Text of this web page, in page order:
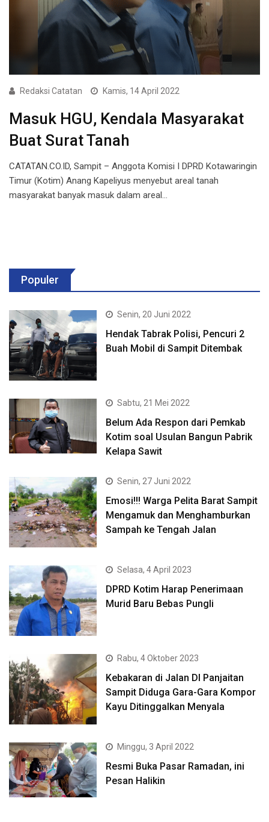
Redaksi Catatan Kamis, 14 April 2022
Masuk HGU, Kendala Masyarakat
Buat Surat Tanah
CATATAN.CO.ID, Sampit – Anggota Komisi I DPRD Kotawaringin
Timur (Kotim) Anang Kapeliyus menyebut areal tanah
masyarakat banyak masuk dalam areal…
Populer
Senin, 20 Juni 2022
Hendak Tabrak Polisi, Pencuri 2
Buah Mobil di Sampit Ditembak
Sabtu, 21 Mei 2022
Belum Ada Respon dari Pemkab
Kotim soal Usulan Bangun Pabrik
Kelapa Sawit
Senin, 27 Juni 2022
Emosi!!! Warga Pelita Barat Sampit
Mengamuk dan Menghamburkan
Sampah ke Tengah Jalan
Selasa, 4 April 2023
DPRD Kotim Harap Penerimaan
Murid Baru Bebas Pungli
Rabu, 4 Oktober 2023
Kebakaran di Jalan DI Panjaitan
Sampit Diduga Gara-Gara Kompor
Kayu Ditinggalkan Menyala
Minggu, 3 April 2022
Resmi Buka Pasar Ramadan, ini
Pesan Halikin